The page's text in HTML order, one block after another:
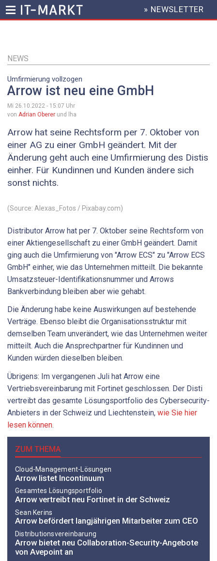
Inhalt
HEADER
MENU
» NEWSLETTER
NEWS
Umfirmierung vollzogen
Arrow ist neu eine GmbH
Mi 26.10.2022 - 15:07 Uhr
von Adrian Oberer und lha
Arrow hat seine Rechtsform per 7. Oktober von
einer AG zu einer GmbH geändert. Mit der
Änderung geht auch eine Umfirmierung des Distis
einher. Für Kundinnen und Kunden ändere sich
sonst nichts.
(Source: Alexas_Fotos / Pixabay.com)
Distributor Arrow hat per 7. Oktober seine Rechtsform von
einer Aktiengesellschaft zu einer GmbH geändert. Damit
ging auch die Umfirmierung von "Arrow ECS" zu "Arrow ECS
GmbH" einher, wie das Unternehmen mitteilt. Die bekannte
Umsatzsteuer-Identifikationsnummer und Arrows
Bankverbindung bleiben aber wie gehabt.
Die Änderung habe keine Auswirkungen auf bestehende
Verträge. Ebenso bleibt die Organisationsstruktur mit
demselben Team unverändert, wie das Unternehmen weiter
mitteilt. Auch die Ansprechpartner für Kundinnen und
Kunden würden dieselben bleiben.
Übrigens: Im vergangenen Juli hat Arrow eine
Vertriebsvereinbarung mit Fortinet geschlossen. Der Disti
vertreibt das gesamte Lösungsportfolio des Cybersecurity-
Anbieters in der Schweiz und Liechtenstein, wie Sie hier
lesen können.
ZUM THEMA
Cloud-Management-Lösungen
Arrow listet Incontinuum
Gesamtes Lösungsportfolio
Arrow vertreibt neu Fortinet in der Schweiz
Sean Kerins
Arrow befördert langjährigen Mitarbeiter zum CEO
Distributionsvereinbarung
Arrow bietet neu Collaboration-Security-Angebote
von Avepoint an